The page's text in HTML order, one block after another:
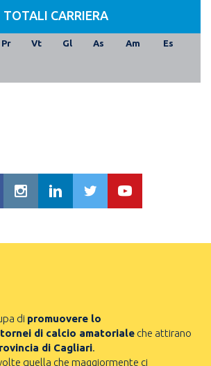
TOTALI CARRIERA
Pr Vt Gl As Am Es
di promuovere lo
tornei di calcio amatorialeche attirano
di Cagliari.
quella che maggiormente ci